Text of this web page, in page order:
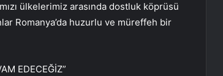
ülkelerimiz arasında dostluk köprüsü
Romanya’da huzurlu ve müreffeh bir
EDECEĞİZ”